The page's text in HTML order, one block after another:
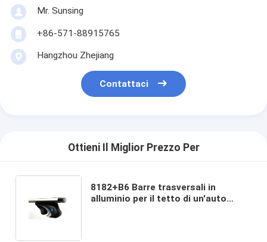
Mr. Sunsing
+86-571-88915765
Hangzhou Zhejiang
Contattaci
Ottieni Il Miglior Prezzo Per
8182+B6 Barre trasversali in
alluminio per il tetto di un'auto